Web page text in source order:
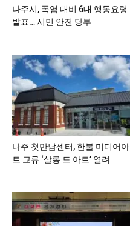
나주시, 폭염 대비 6대 행동요령
발표… 시민 안전 당부
나주 첫만남센터, 한불 미디어아
트 교류 ‘살롱 드 아트’ 열려